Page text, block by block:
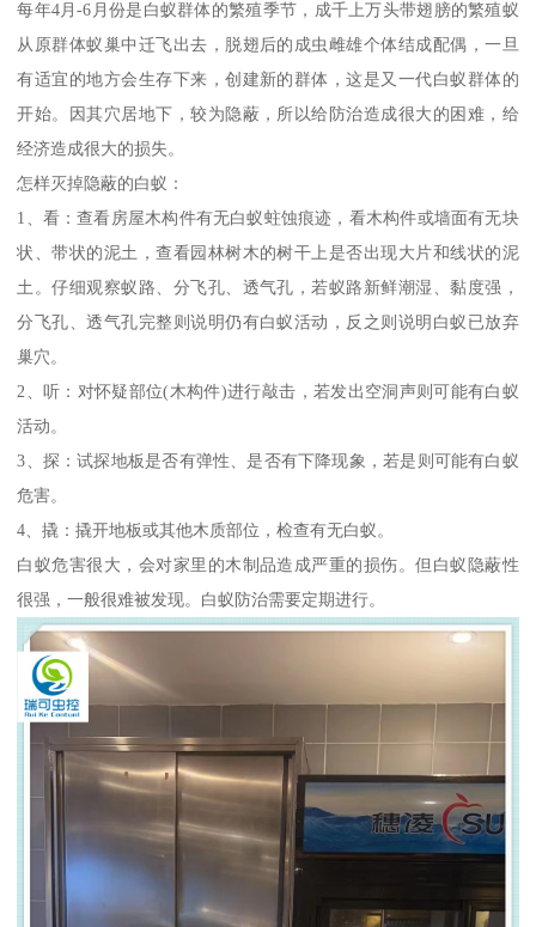
每年4月-6月份是白蚁群体的繁殖季节，成千上万头带翅膀的繁殖蚁
从原群体蚁巢中迁飞出去，脱翅后的成虫雌雄个体结成配偶，一旦
有适宜的地方会生存下来，创建新的群体，这是又一代白蚁群体的
开始。因其穴居地下，较为隐蔽，所以给防治造成很大的困难，给
经济造成很大的损失。
怎样灭掉隐蔽的白蚁：
1、看：查看房屋木构件有无白蚁蛀蚀痕迹，看木构件或墙面有无块
状、带状的泥土，查看园林树木的树干上是否出现大片和线状的泥
土。仔细观察蚁路、分飞孔、透气孔，若蚁路新鲜潮湿、黏度强，
分飞孔、透气孔完整则说明仍有白蚁活动，反之则说明白蚁已放弃
巢穴。
2、听：对怀疑部位(木构件)进行敲击，若发出空洞声则可能有白蚁
活动。
3、探：试探地板是否有弹性、是否有下降现象，若是则可能有白蚁
危害。
4、撬：撬开地板或其他木质部位，检查有无白蚁。
白蚁危害很大，会对家里的木制品造成严重的损伤。但白蚁隐蔽性
很强，一般很难被发现。白蚁防治需要定期进行。